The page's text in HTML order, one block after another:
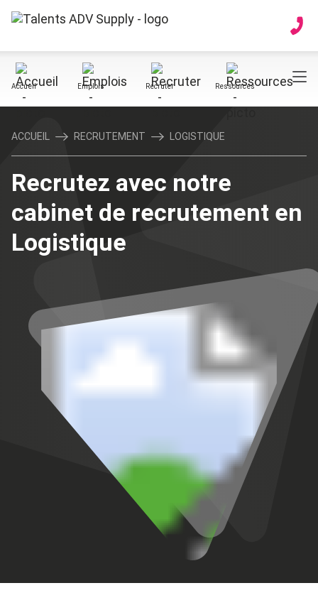
Accueil Emplois Recruter Ressources
ACCUEIL RECRUTEMENT LOGISTIQUE
Recrutez avec notre
cabinet de recrutement en
Logistique